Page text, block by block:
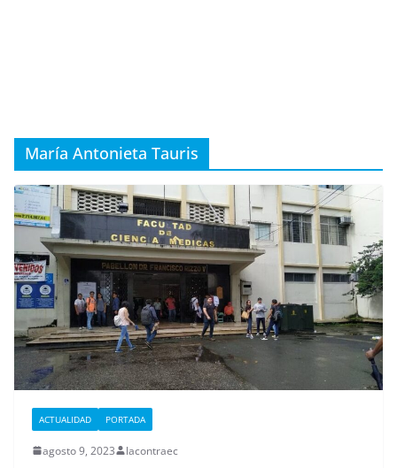
María Antonieta Tauris
ACTUALIDAD PORTADA
agosto 9, 2023 lacontraec